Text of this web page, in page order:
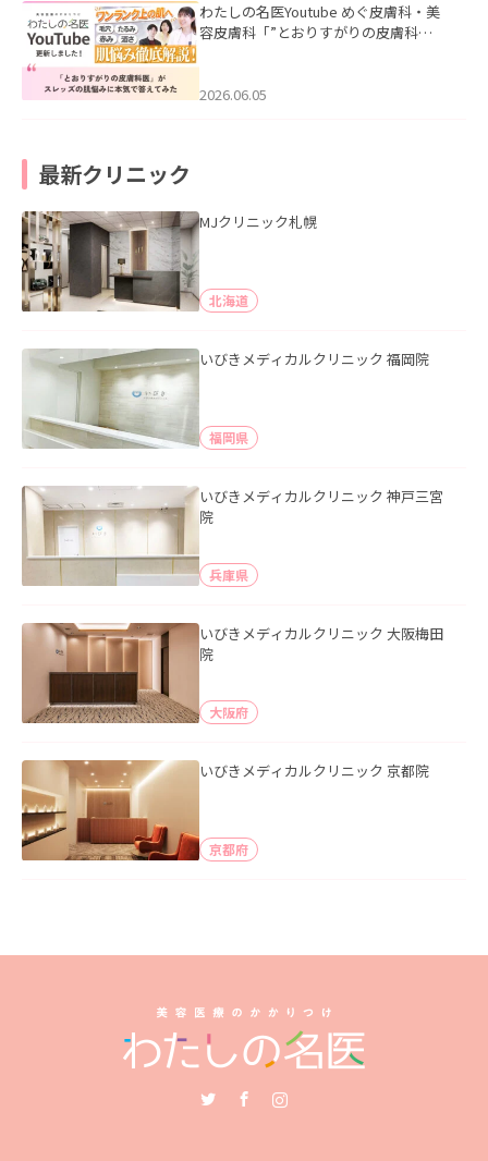
わたしの名医Youtube めぐ皮膚科・美
容皮膚科「”とおりすがりの皮膚科
2026.06.05
最新クリニック
MJクリニック札幌
北海道
いびきメディカルクリニック 福岡院
福岡県
いびきメディカルクリニック 神戸三宮
院
兵庫県
いびきメディカルクリニック 大阪梅田
院
大阪府
いびきメディカルクリニック 京都院
京都府